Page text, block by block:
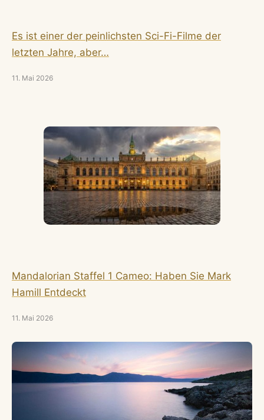
Es ist einer der peinlichsten Sci-Fi-Filme der
letzten Jahre, aber…
11. Mai 2026
Mandalorian Staffel 1 Cameo: Haben Sie Mark
Hamill Entdeckt
11. Mai 2026